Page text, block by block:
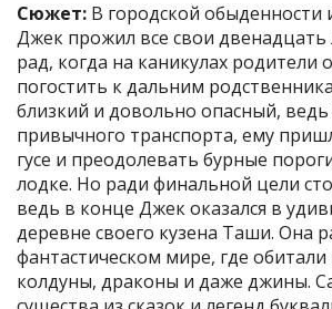
Сюжет: В городской обыденности
Джек прожил все свои двенадцать
рад, когда на каникулах родители
погостить к дальним
близкий и довольно опасный,
привычного транспорта, ему
гусе и преодолевать бурные
лодке. Но ради финальной цели
ведь в конце Джек оказался в
деревне своего кузена Таши. Она
фантастическом мире, где
колдуны, драконы и даже джины.